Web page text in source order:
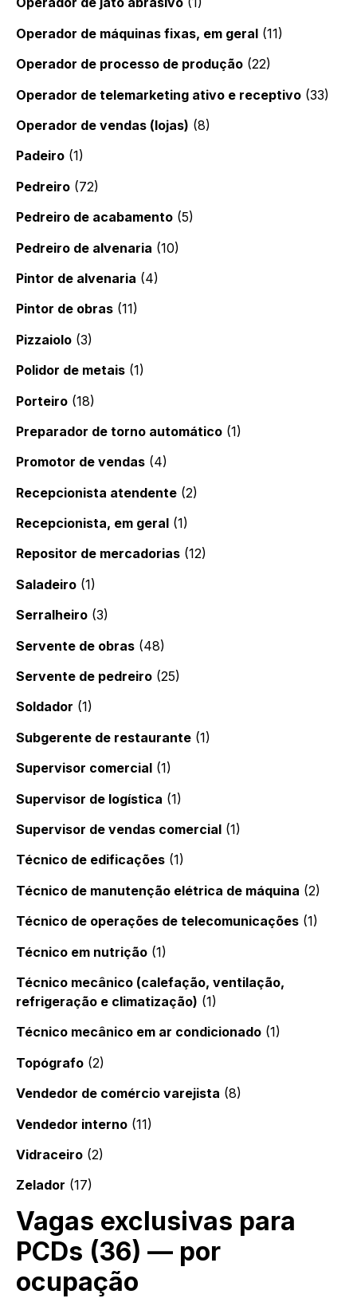
Operador de máquinas fixas, em geral (11)
Operador de processo de produção (22)
Operador de telemarketing ativo e receptivo (33)
Operador de vendas (lojas) (8)
Padeiro (1)
Pedreiro (72)
Pedreiro de acabamento (5)
Pedreiro de alvenaria (10)
Pintor de alvenaria (4)
Pintor de obras (11)
Pizzaiolo (3)
Polidor de metais (1)
Porteiro (18)
Preparador de torno automático (1)
Promotor de vendas (4)
Recepcionista atendente (2)
Recepcionista, em geral (1)
Repositor de mercadorias (12)
Saladeiro (1)
Serralheiro (3)
Servente de obras (48)
Servente de pedreiro (25)
Soldador (1)
Subgerente de restaurante (1)
Supervisor comercial (1)
Supervisor de logística (1)
Supervisor de vendas comercial (1)
Técnico de edificações (1)
Técnico de manutenção elétrica de máquina (2)
Técnico de operações de telecomunicações (1)
Técnico em nutrição (1)
Técnico mecânico (calefação, ventilação,
refrigeração e climatização) (1)
Técnico mecânico em ar condicionado (1)
Topógrafo (2)
Vendedor de comércio varejista (8)
Vendedor interno (11)
Vidraceiro (2)
Zelador (17)
Vagas exclusivas para
PCDs (36) — por
ocupação